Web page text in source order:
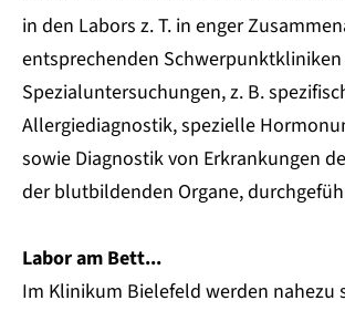
in den Labors z. T. in enger
entsprechenden Schwerpunktkliniken
Spezialuntersuchungen, z. B.
Allergiediagnostik, spezielle
sowie Diagnostik von Erkrankungen
der blutbildenden Organe,
Labor am Bett...
Im Klinikum Bielefeld werden nahezu